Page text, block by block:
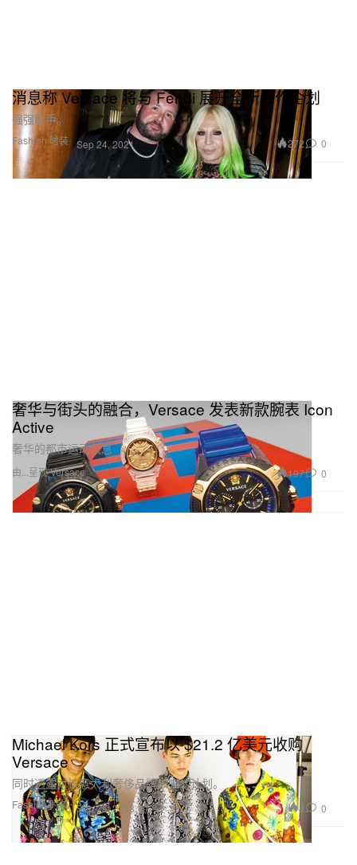
Fashion 时装
消息称 Versace 将与 Fendi 展开全新合作企划
强强联手。
Sep 24, 2021 272 0
奢华与街头的融合，Versace 发表新款腕表 Icon
Active
奢华的都市运动气息
由...呈现 Versace 197 0
Fashion 时装
Michael Kors 正式宣布以 $21.2 亿美元收购
Versace
同时透露对该意大利奢侈品牌未来的计划。
Sep 25, 2018 8 0